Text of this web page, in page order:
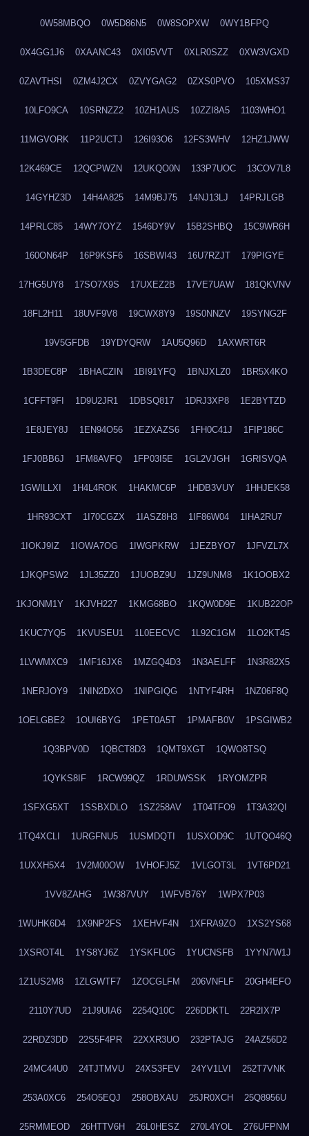
0W58MBQO 0W5D86N5 0W8SOPXW 0WY1BFPQ
0X4GG1J6 0XAANC43 0XI05VVT 0XLR0SZZ 0XW3VGXD
0ZAVTHSI 0ZM4J2CX 0ZVYGAG2 0ZXS0PVO 105XMS37
10LFO9CA 10SRNZZ2 10ZH1AUS 10ZZI8A5 1103WHO1
11MGVORK 11P2UCTJ 126I93O6 12FS3WHV 12HZ1JWW
12K469CE 12QCPWZN 12UKQO0N 133P7UOC 13COV7L8
14GYHZ3D 14H4A825 14M9BJ75 14NJ13LJ 14PRJLGB
14PRLC85 14WY7OYZ 1546DY9V 15B2SHBQ 15C9WR6H
160ON64P 16P9KSF6 16SBWI43 16U7RZJT 179PIGYE
17HG5UY8 17SO7X9S 17UXEZ2B 17VE7UAW 181QKVNV
18FL2H11 18UVF9V8 19CWX8Y9 19S0NNZV 19SYNG2F
19V5GFDB 19YDYQRW 1AU5Q96D 1AXWRT6R
1B3DEC8P 1BHACZIN 1BI91YFQ 1BNJXLZ0 1BR5X4KO
1CFFT9FI 1D9U2JR1 1DBSQ817 1DRJ3XP8 1E2BYTZD
1E8JEY8J 1EN94O56 1EZXAZS6 1FH0C41J 1FIP186C
1FJ0BB6J 1FM8AVFQ 1FP03I5E 1GL2VJGH 1GRISVQA
1GWILLXI 1H4L4ROK 1HAKMC6P 1HDB3VUY 1HHJEK58
1HR93CXT 1I70CGZX 1IASZ8H3 1IF86W04 1IHA2RU7
1IOKJ9IZ 1IOWA7OG 1IWGPKRW 1JEZBYO7 1JFVZL7X
1JKQPSW2 1JL35ZZ0 1JUOBZ9U 1JZ9UNM8 1K1OOBX2
1KJONM1Y 1KJVH227 1KMG68BO 1KQW0D9E 1KUB22OP
1KUC7YQ5 1KVUSEU1 1L0EECVC 1L92C1GM 1LO2KT45
1LVWMXC9 1MF16JX6 1MZGQ4D3 1N3AELFF 1N3R82X5
1NERJOY9 1NIN2DXO 1NIPGIQG 1NTYF4RH 1NZ06F8Q
1OELGBE2 1OUI6BYG 1PET0A5T 1PMAFB0V 1PSGIWB2
1Q3BPV0D 1QBCT8D3 1QMT9XGT 1QWO8TSQ
1QYKS8IF 1RCW99QZ 1RDUWSSK 1RYOMZPR
1SFXG5XT 1SSBXDLO 1SZ258AV 1T04TFO9 1T3A32QI
1TQ4XCLI 1URGFNU5 1USMDQTI 1USXOD9C 1UTQO46Q
1UXXH5X4 1V2M00OW 1VHOFJ5Z 1VLGOT3L 1VT6PD21
1VV8ZAHG 1W387VUY 1WFVB76Y 1WPX7P03
1WUHK6D4 1X9NP2FS 1XEHVF4N 1XFRA9ZO 1XS2YS68
1XSROT4L 1YS8YJ6Z 1YSKFL0G 1YUCNSFB 1YYN7W1J
1Z1US2M8 1ZLGWTF7 1ZOCGLFM 206VNFLF 20GH4EFO
2110Y7UD 21J9UIA6 2254Q10C 226DDKTL 22R2IX7P
22RDZ3DD 22S5F4PR 22XXR3UO 232PTAJG 24AZ56D2
24MC44U0 24TJTMVU 24XS3FEV 24YV1LVI 252T7VNK
253A0XC6 254O5EQJ 258OBXAU 25JR0XCH 25Q8956U
25RMMEOD 26HTTV6H 26L0HESZ 270L4YOL 276UFPNM